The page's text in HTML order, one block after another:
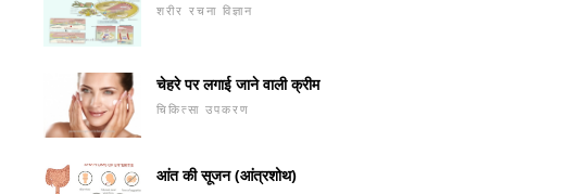
शरीर रचना विज्ञान
चेहरे पर लगाई जाने वाली क्रीम
चिकित्सा उपकरण
आंत की सूजन (आंत्रशोथ)